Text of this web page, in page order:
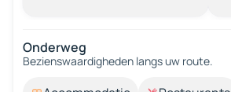
Onderweg
Bezienswaardigheden langs uw route.